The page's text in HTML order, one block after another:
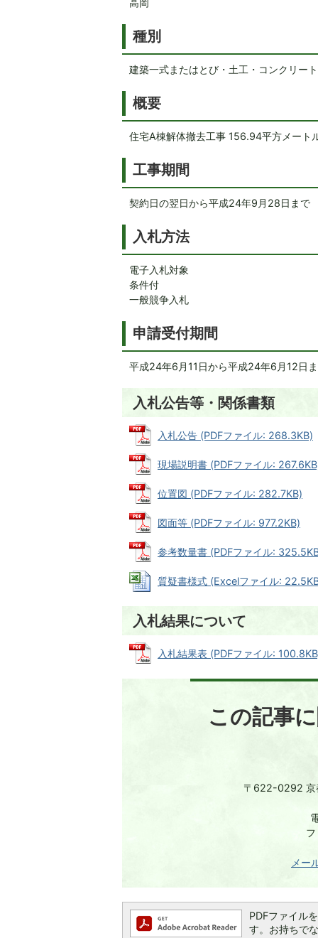
高岡
種別
建築一式またはとび・土工・コンクリート
概要
住宅A棟解体撤去工事 156.94平方メート
工事期間
契約日の翌日から平成24年9月28日まで
入札方法
電子入札対象
条件付
一般競争入札
申請受付期間
平成24年6月11日から平成24年6月12日
入札公告等・関係書類
入札公告 (PDFファイル: 268.3KB)
現場説明書 (PDFファイル:
位置図 (PDFファイル: 282.7KB)
図面等 (PDFファイル: 977.2KB)
参考数量書 (PDFファイル:
質疑書様式 (Excelファイル:
入札結果について
入札結果表 (PDFファイル:
この記事
〒622-0292 京
メー
PDFファイル
す。お持ちで